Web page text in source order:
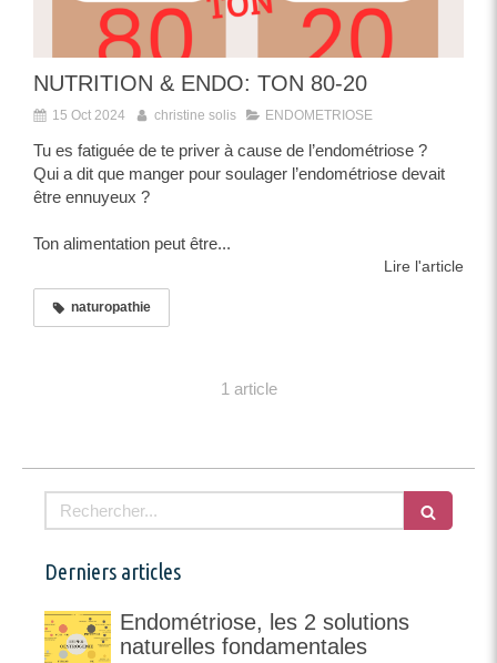
NUTRITION & ENDO: TON 80-20
15 Oct 2024 christine solis ENDOMETRIOSE
Tu es fatiguée de te priver à cause de l’endométriose ?
Qui a dit que manger pour soulager l’endométriose devait
être ennuyeux ?
Ton alimentation peut être...
Lire l'article
naturopathie
1 article
Rechercher
Derniers articles
Endométriose, les 2 solutions
naturelles fondamentales